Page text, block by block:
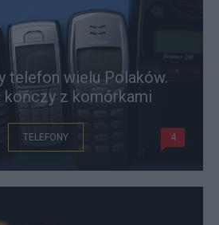
telefon wielu Polaków.
kończy z komórkami
TELEFONY 4